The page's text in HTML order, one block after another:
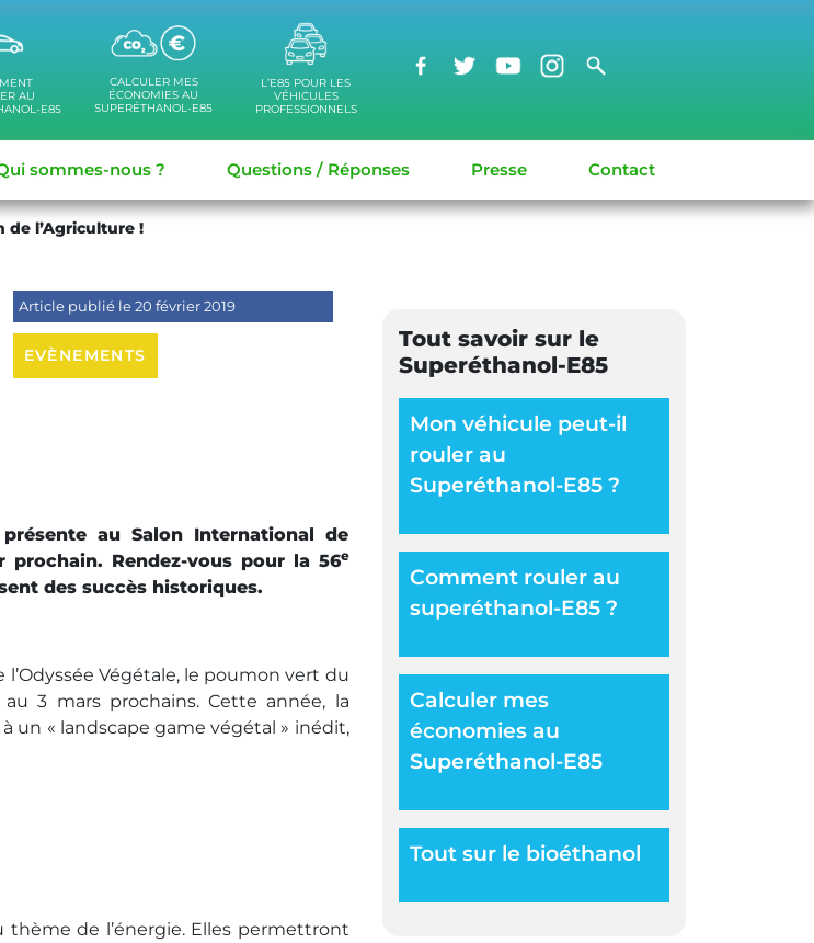
AU
E85
CALCULER MES
ÉCONOMIES AU
SUPERÉTHANOL-E85
L’E85 POUR LES
VÉHICULES
PROFESSIONNELS
sommes-nous ? Questions / Réponses Presse Contact
de l’Agriculture !
Article publié le 20 février 2019
EVÈNEMENTS
au Salon International de
prochain. Rendez-vous pour la 56e
des succès historiques.
Végétale, le poumon vert du
3 mars prochains. Cette année, la
un « landscape game végétal » inédit,
de l’énergie. Elles permettront
Tout savoir sur le
Superéthanol-E85
Mon véhicule peut-il
rouler au
Superéthanol-E85 ?
Comment rouler au
superéthanol-E85 ?
Calculer mes
économies au
Superéthanol-E85
Tout sur le bioéthanol